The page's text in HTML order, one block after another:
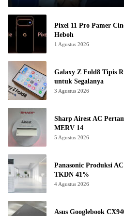
Pixel 11 Pro Pamer
Heboh
1 Agustus 2026
Galaxy Z Fold8 Tipis
untuk Segalanya
3 Agustus 2026
Sharp Airest AC
MERV 14
5 Agustus 2026
Panasonic Produksi
TKDN 41%
4 Agustus 2026
Asus Googlebook